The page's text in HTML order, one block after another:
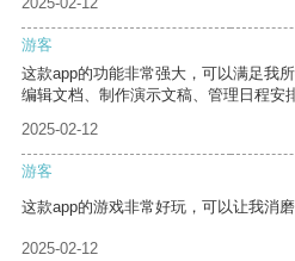
游客
这款app的功能非常强大，可以满足我
编辑文档、制作演示文稿、管理日程安
2025-02-12
游客
这款app的游戏非常好玩，可以让我消磨
2025-02-12